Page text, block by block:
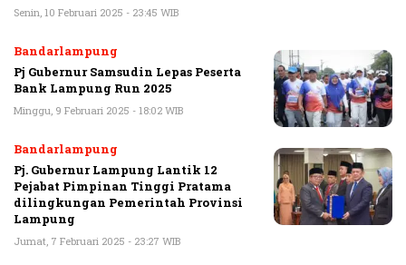
Senin, 10 Februari 2025 - 23:45 WIB
Bandarlampung
Pj Gubernur Samsudin Lepas Peserta
Bank Lampung Run 2025
Minggu, 9 Februari 2025 - 18:02 WIB
Bandarlampung
Pj. Gubernur Lampung Lantik 12
Pejabat Pimpinan Tinggi Pratama
dilingkungan Pemerintah Provinsi
Lampung
Jumat, 7 Februari 2025 - 23:27 WIB